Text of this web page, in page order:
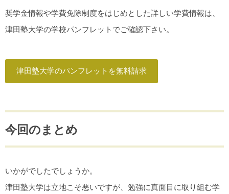
奨学金情報や学費免除制度をはじめとした詳しい学費情報は、
津田塾大学の学校パンフレットでご確認下さい。
津田塾大学のパンフレットを無料請求
今回のまとめ
いかがでしたでしょうか。
津田塾大学は立地こそ悪いですが、勉強に真面目に取り組む学